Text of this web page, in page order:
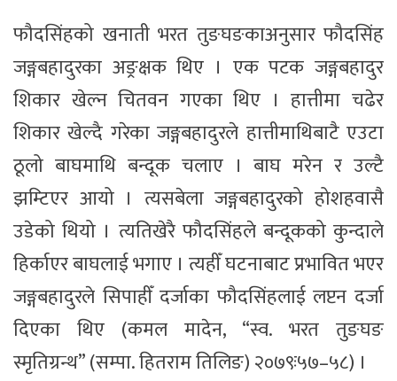
फौदसिंहको खनाती भरत तुङघङकाअनुसार फौदसिंह
जङ्गबहादुरका अङ्रक्षक थिए । एक पटक जङ्गबहादुर
शिकार खेल्न चितवन गएका थिए । हात्तीमा चढेर
शिकार खेल्दै गरेका जङ्गबहादुरले हात्तीमाथिबाटै एउटा
ठूलो बाघमाथि बन्दूक चलाए । बाघ मरेन र उल्टै
झम्टिएर आयो । त्यसबेला जङ्गबहादुरको होशहवासै
उडेको थियो । त्यतिखेरै फौदसिंहले बन्दूकको कुन्दाले
हिर्काएर बाघलाई भगाए । त्यहीँ घटनाबाट प्रभावित भएर
जङ्गबहादुरले सिपाहीँ दर्जाका फौदसिंहलाई लप्टन दर्जा
दिएका थिए (कमल मादेन, “स्व. भरत तुङघङ
स्मृतिग्रन्थ” (सम्पा. हितराम तिलिङ) २०७९ः५७–५८) ।